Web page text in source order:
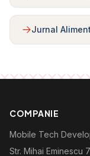
Jurnal
COMPANIE
Mobile Tech
Str. Mihai Eminescu